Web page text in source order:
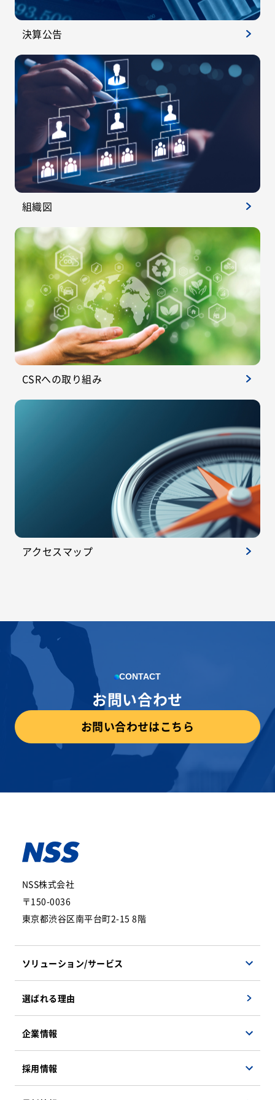
決算公告
組織図
CSRへの取り組み
アクセスマップ
CONTACT
お問い合わせ
お問い合わせはこちら
NSS株式会社
〒150-0036
東京都渋谷区南平台町2-15 8階
ソリューション/サービス
マネージドサービス
検証サービス
遠隔地支援ソリューション
インフラソリューション
選ばれる理由
企業情報
採用情報